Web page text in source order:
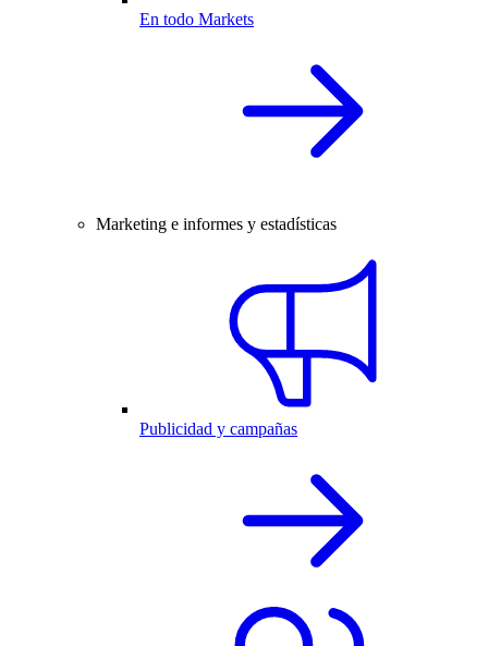
En todo Markets
Marketing e informes y estadísticas
Publicidad y campañas